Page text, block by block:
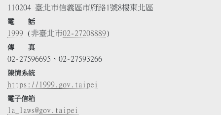
110204 臺北市信義區市府路1號8樓東北區
電 話
1999 (非臺北市02-27208889)
傳 真
02-27596695、02-27593266
陳情系統
https://1999.gov.taipei
電子信箱
la_laws@gov.taipei